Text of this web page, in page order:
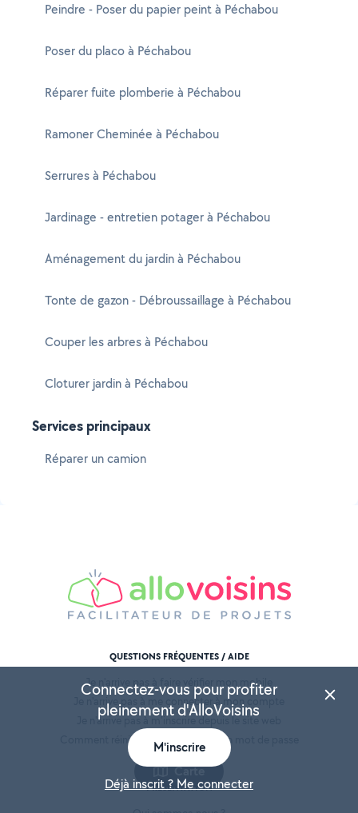
Peindre - Poser du papier peint à Péchabou
Poser du placo à Péchabou
Réparer fuite plomberie à Péchabou
Ramoner Cheminée à Péchabou
Serrures à Péchabou
Jardinage - entretien potager à Péchabou
Aménagement du jardin à Péchabou
Tonte de gazon - Débroussaillage à Péchabou
Couper les arbres à Péchabou
Cloturer jardin à Péchabou
Services principaux
Réparer un camion
Carte
QUESTIONS FRÉQUENTES / AIDE
Je n'arrive pas à faire vérifier mon mobile
Je n'arrive pas à me connecter à mon compte
Je n'arrive pas à m'inscrire depuis le site web
Comment réinitialiser / modifier mon mot de passe
PRÉSENTATION
Connectez-vous pour profiter
pleinement d'AlloVoisins
M'inscrire
Déjà inscrit ? Me connecter